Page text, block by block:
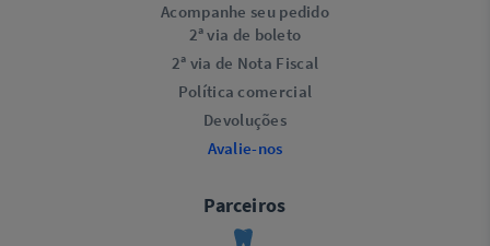
Acompanhe seu pedido
2ª via de boleto
2ª via de Nota Fiscal
Política comercial
Devoluções
Avalie-nos
Parceiros